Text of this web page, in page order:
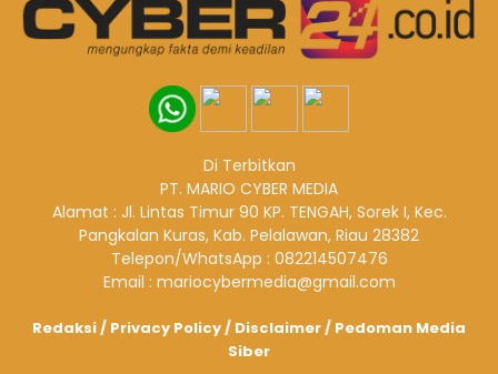
Di Terbitkan
PT. MARIO CYBER MEDIA
Alamat : Jl. Lintas Timur 90 KP. TENGAH, Sorek I, Kec.
Pangkalan Kuras, Kab. Pelalawan, Riau 28382
Telepon/WhatsApp : 082214507476
Email : mariocybermedia@gmail.com
Redaksi/ Privacy Policy/ Disclaimer/ Pedoman Media
Siber